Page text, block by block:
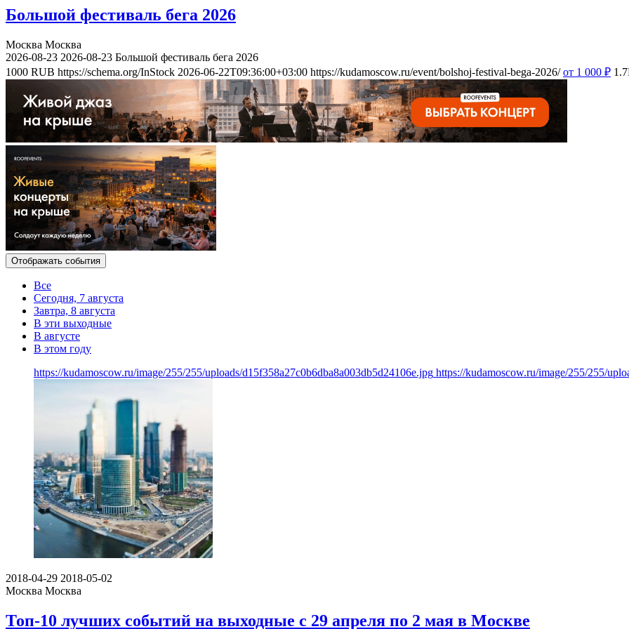
Большой фестиваль бега 2026
Москва Москва
2026-08-23 2026-08-23 Большой фестиваль бега 2026
1000 RUB https://schema.org/InStock 2026-06-22T09:36:00+03:00 https://kudamoscow.ru/event/bolshoj-festival-bega-2026/ от 1 000 ₽
Отображать события
Все
Сегодня, 7 августа
Завтра, 8 августа
В эти выходные
В августе
В этом году
https://kudamoscow.ru/image/255/255/uploads/d15f358a27c0b6dba8a003db5d24106e.jpg https://kudamoscow.ru/image/255/255/
2018-04-29 2018-05-02
Москва Москва
Топ-10 лучших событий на выходные с 29 апреля по 2 мая в Москве